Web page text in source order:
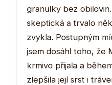
granulky bez
skeptická a trvalo
zvykla. Postupným
jsem dosáhl toho, že
krmivo přijala a
zlepšila její srst i